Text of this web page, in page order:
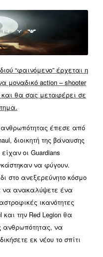
“φαινόμενο” έρχεται η
μοναδικό action – shooter
θα σας μεταφέρει σε
έπεσε από
διοικητή της βάναυσης
οι Guardians
να φύγουν.
στο ανεξερεύνητο κόσμο
να ανακαλύψετε ένα
ικανότητες
την Red Legion θα
ανθρωπότητας, να
εκ νέου το σπίτι